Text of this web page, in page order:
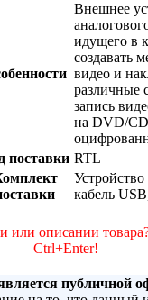
Внешнее
идущего в
создавать
видео и
различные
запись
на DVD/CD
поставки RTL
кабель
или описании
Ctrl+Enter!
публичной